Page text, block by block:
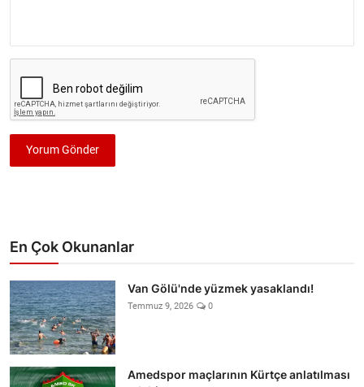
Yorum Gönder
En Çok Okunanlar
Van Gölü'nde yüzmek yasaklandı!
Temmuz 9, 2026 0
Amedspor maçlarının Kürtçe anlatılması